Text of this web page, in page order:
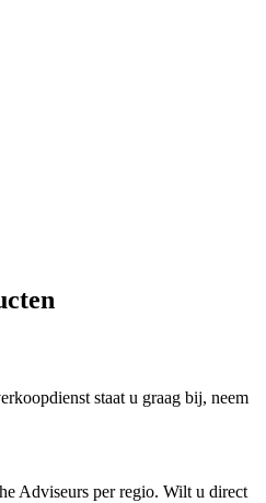
staat u graag bij, neem
Adviseurs per regio. Wilt u direct